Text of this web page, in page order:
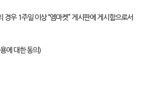
경우 1주일 이상 “엠마켓” 게시판에 게시함으로서
에 대한 동의)